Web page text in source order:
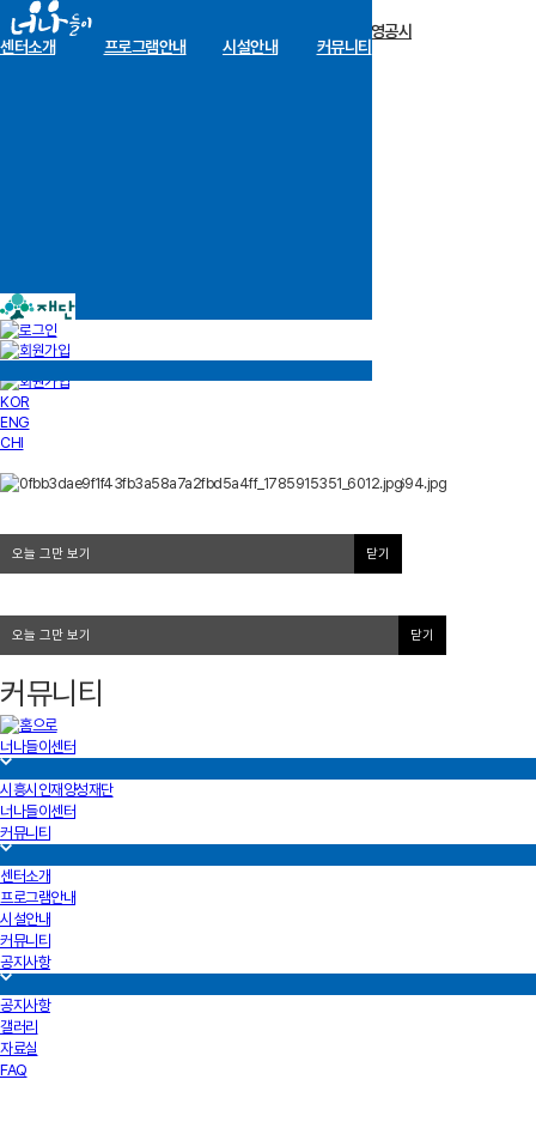
센터소개 프로그램안내 시설안내 커뮤니티
장학금 한눈에인재양성사업 경영공시
KOR
ENG
CHI
오늘 그만 보기 닫기
오늘 그만 보기 닫기
커뮤니티
너나들이센터
시흥시인재양성재단
너나들이센터
커뮤니티
센터소개
프로그램안내
시설안내
커뮤니티
공지사항
공지사항
갤러리
자료실
FAQ